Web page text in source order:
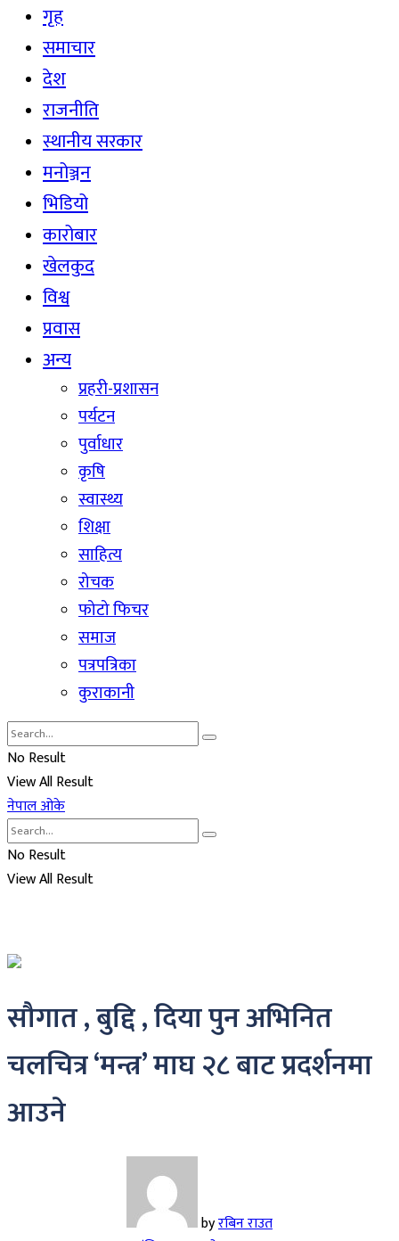
गृह
समाचार
देश
राजनीति
स्थानीय सरकार
मनोञ्जन
भिडियो
कारोबार
खेलकुद
विश्व
प्रवास
अन्य
प्रहरी-प्रशासन
पर्यटन
पुर्वाधार
कृषि
स्वास्थ्य
शिक्षा
साहित्य
रोचक
फोटो फिचर
समाज
पत्रपत्रिका
कुराकानी
No Result
View All Result
नेपाल ओके
No Result
View All Result
सौगात , बुद्दि , दिया पुन अभिनित
चलचित्र ‘मन्त्र’ माघ २८ बाट प्रदर्शनमा
आउने
byरबिन राउत